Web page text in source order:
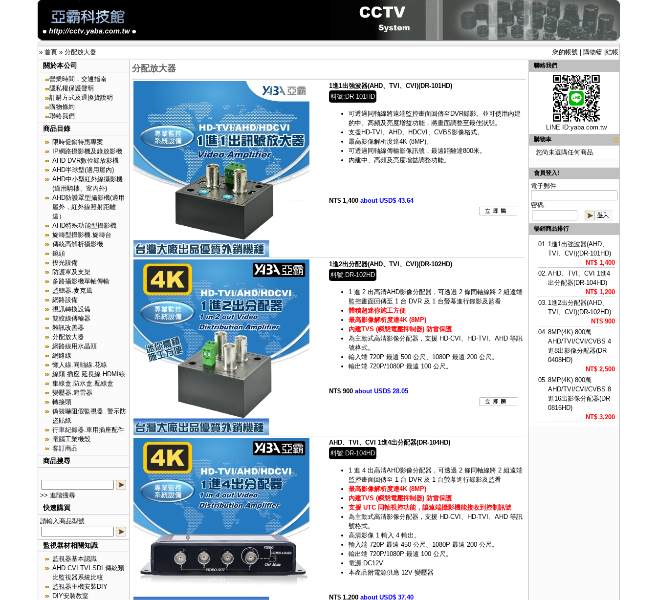
» 首頁» 分配放大器 您的帳號| 購物籃| 結帳
關於本公司
營業時間．交通指南
隱私權保護聲明
訂購方式及退換貨說明
購物條約
聯絡我們
商品目錄
限時促銷特惠專案
IP網路攝影機及錄放影機
AHD DVR數位錄放影機
AHD半球型(適用屋內)
AHD中小型紅外線攝影機
(適用騎樓、室內外)
AHD防護罩型攝影機(適用
屋外，紅外線照射距離
遠）
AHD特殊功能型攝影機
旋轉型攝影機.旋轉台
傳統高解析攝影機
鏡頭
投光設備
防護罩及支架
多路攝影機單軸傳輸
監聽器.麥克風
網路設備
視訊轉換設備
雙絞線傳輸器
雜訊改善器
分配放大器
網路線用水晶頭
網路線
懶人線.同軸線.花線
線頭.插座.延長線.HDMI線
集線盒.防水盒.配線盒
變壓器.避雷器
轉接頭
偽裝嚇阻假監視器. 警示防
盜貼紙
行車紀錄器.車用插座配件
電腦工業機殼
客訂商品
商品搜尋
>> 進階搜尋
快速購買
請輸入商品型號.
監視器材相關知識
監視器基本認識
AHD.CVI.TVI.SDI.傳統類
比監視器系統比較
監視器主機安裝DIY
DIY安裝教室
分配放大器
1進1出強波器(AHD、TVI、CVI)(DR-101HD)
料號:DR-101HD
可透過同軸線將遠端監控畫面回傳至DVR錄影。並可使用內建
的中、高頻及亮度增益功能，將畫面調整至最佳狀態。
支援HD-TVI、AHD、HDCVI、CVBS影像格式。
最高影像解析度達4K (8MP)。
可透過同軸線傳輸影像訊號，最遠距離達800米。
內建中、高頻及亮度增益調整功能。
NT$ 1,400 about USD$ 43.64
1進2出分配器(AHD、TVI、CVI)(DR-102HD)
料號:DR-102HD
1 進 2 出高清AHD影像分配器，可透過 2 條同軸線將 2 組遠端
監控畫面回傳至 1 台 DVR 及 1 台螢幕進行錄影及監看
體積超迷你施工方便
最高影像解析度達4K (8MP)
內建TVS (瞬態電壓抑制器) 防雷保護
為主動式高清影像分配器，支援 HD-CVI、HD-TVI、AHD 等訊
號格式。
輸入端 720P 最遠 500 公尺、1080P 最遠 200 公尺。
輸出端 720P/1080P 最遠 100 公尺。
NT$ 900 about USD$ 28.05
AHD、TVI、CVI 1進4出分配器(DR-104HD)
料號:DR-104HD
1 進 4 出高清AHD影像分配器，可透過 2 條同軸線將 2 組遠端
監控畫面回傳至 1 台 DVR 及 1 台螢幕進行錄影及監看
最高影像解析度達4K (8MP)
內建TVS (瞬態電壓抑制器) 防雷保護
支援 UTC 同軸視控功能，讓遠端攝影機能接收到控制訊號
為主動式高清影像分配器，支援 HD-CVI、HD-TVI、AHD 等訊
號格式。
高清影像 1 輸入 4 輸出。
輸入端 720P 最遠 450 公尺、1080P 最遠 200 公尺。
輸出端 720P/1080P 最遠 100 公尺。
電源:DC12V
本產品附電源供應 12V 變壓器
NT$ 1,200 about USD$ 37.40
聯絡我們
LINE ID:yaba.com.tw
購物車
您尚未選購任何商品.
會員登入!
電子郵件:
密碼:
暢銷商品排行
01. 1進1出強波器(AHD、
TVI、CVI)(DR-101HD)
NT$ 1,400
02. AHD、TVI、CVI 1進4
出分配器(DR-104HD)
NT$ 1,200
03. 1進2出分配器(AHD、
TVI、CVI)(DR-102HD)
NT$ 900
04. 8MP(4K) 800萬
AHD/TVI/CVI/CVBS 4
進8出影像分配器(DR-
0408HD)
NT$ 2,500
05. 8MP(4K) 800萬
AHD/TVI/CVI/CVBS 8
進16出影像分配器(DR-
0816HD)
NT$ 3,200